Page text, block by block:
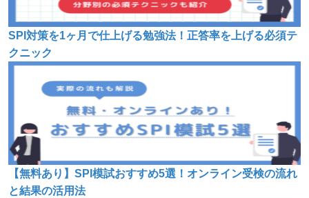
SPI対策を1ヶ月で仕上げる勉強法！正答率を上げる必須テ
クニック
【無料あり】SPI模試おすすめ5選！オンライン受検の流れ
と結果の活用法